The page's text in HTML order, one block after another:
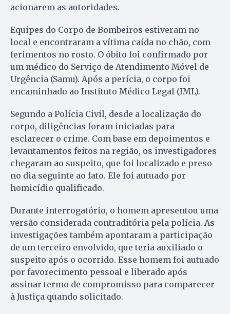
acionarem as autoridades.
Equipes do Corpo de Bombeiros estiveram no
local e encontraram a vítima caída no chão, com
ferimentos no rosto. O óbito foi confirmado por
um médico do Serviço de Atendimento Móvel de
Urgência (Samu). Após a perícia, o corpo foi
encaminhado ao Instituto Médico Legal (IML).
Segundo a Polícia Civil, desde a localização do
corpo, diligências foram iniciadas para
esclarecer o crime. Com base em depoimentos e
levantamentos feitos na região, os investigadores
chegaram ao suspeito, que foi localizado e preso
no dia seguinte ao fato. Ele foi autuado por
homicídio qualificado.
Durante interrogatório, o homem apresentou uma
versão considerada contraditória pela polícia. As
investigações também apontaram a participação
de um terceiro envolvido, que teria auxiliado o
suspeito após o ocorrido. Esse homem foi autuado
por favorecimento pessoal e liberado após
assinar termo de compromisso para comparecer
à Justiça quando solicitado.